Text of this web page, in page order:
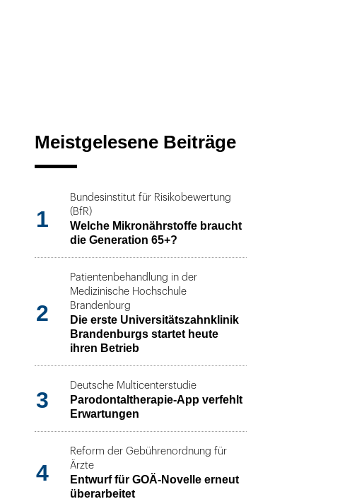
Meistgelesene Beiträge
1
Bundesinstitut für Risikobewertung
(BfR)
Welche Mikronährstoffe braucht
die Generation 65+?
2
Patientenbehandlung in der
Medizinische Hochschule
Brandenburg
Die erste Universitätszahnklinik
Brandenburgs startet heute
ihren Betrieb
3
Deutsche Multicenterstudie
Parodontaltherapie-App verfehlt
Erwartungen
4
Reform der Gebührenordnung für
Ärzte
Entwurf für GOÄ-Novelle erneut
überarbeitet